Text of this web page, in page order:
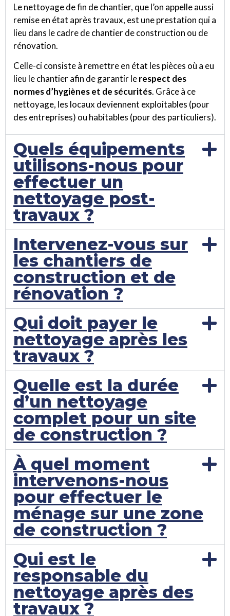
Le nettoyage de fin de chantier, que l’on appelle aussi
remise en état après travaux, est une prestation qui a
lieu dans le cadre de chantier de construction ou de
rénovation.
Celle-ci consiste à remettre en état les pièces où a eu
lieu le chantier afin de garantir lerespect des
normes d’hygiènes et de sécurités. Grâce à ce
nettoyage, les locaux deviennent exploitables (pour
des entreprises) ou habitables (pour des particuliers).
Quels équipements
utilisons-nous pour
effectuer un
nettoyage post-
travaux ?
Intervenez-vous sur
les chantiers de
construction et de
rénovation ?
Qui doit payer le
nettoyage après les
travaux ?
Quelle est la durée
d’un nettoyage
complet pour un site
de construction ?
À quel moment
intervenons-nous
pour effectuer le
ménage sur une zone
de construction ?
Qui est le
responsable du
nettoyage après des
travaux ?